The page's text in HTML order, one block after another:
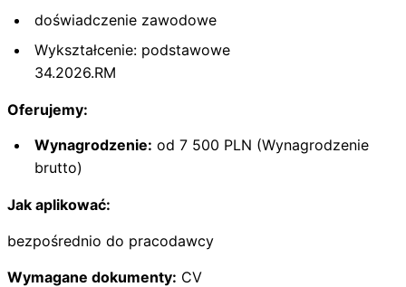
doświadczenie zawodowe
Wykształcenie: podstawowe
34.2026.RM
Oferujemy:
Wynagrodzenie: od 7 500 PLN (Wynagrodzenie
brutto)
Jak aplikować:
bezpośrednio do pracodawcy
Wymagane dokumenty: CV